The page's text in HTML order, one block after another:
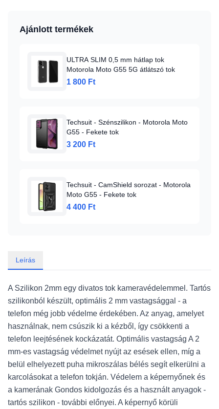
Ajánlott termékek
ULTRA SLIM 0,5 mm hátlap tok
Motorola Moto G55 5G átlátszó tok
1 800 Ft
Techsuit - Szénszilikon - Motorola Moto
G55 - Fekete tok
3 200 Ft
Techsuit - CamShield sorozat - Motorola
Moto G55 - Fekete tok
4 400 Ft
Leírás
A Szilikon 2mm egy divatos tok kameravédelemmel. Tartós
szilikonból készült, optimális 2 mm vastagsággal - a
telefon még jobb védelme érdekében. Az anyag, amelyet
használnak, nem csúszik ki a kézből, így csökkenti a
telefon leejtésének kockázatát. Optimális vastagság A 2
mm-es vastagság védelmet nyújt az esések ellen, míg a
belül elhelyezett puha mikroszálas bélés segít elkerülni a
karcolásokat a telefon tokján. Védelem a képernyőnek és
a kamerának Gondos kidolgozás és a használt anyagok -
tartós szilikon - további előnyei. A képernyő körüli